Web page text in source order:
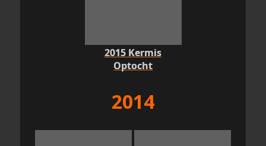
2015 Kermis
Optocht
2014